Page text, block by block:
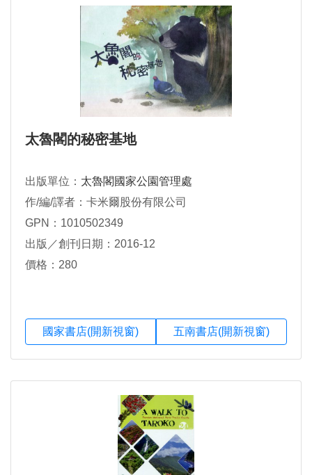
太魯閣的秘密基地
出版單位： 太魯閣國家公園管理處
作/編/譯者：卡米爾股份有限公司
GPN：1010502349
出版／創刊日期：2016-12
價格：280
國家書店(開新視窗) 五南書店(開新視窗)